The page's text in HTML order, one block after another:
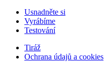
Usnadněte si
Vyrábíme
Testování
Tiráž
Ochrana údajů a cookies